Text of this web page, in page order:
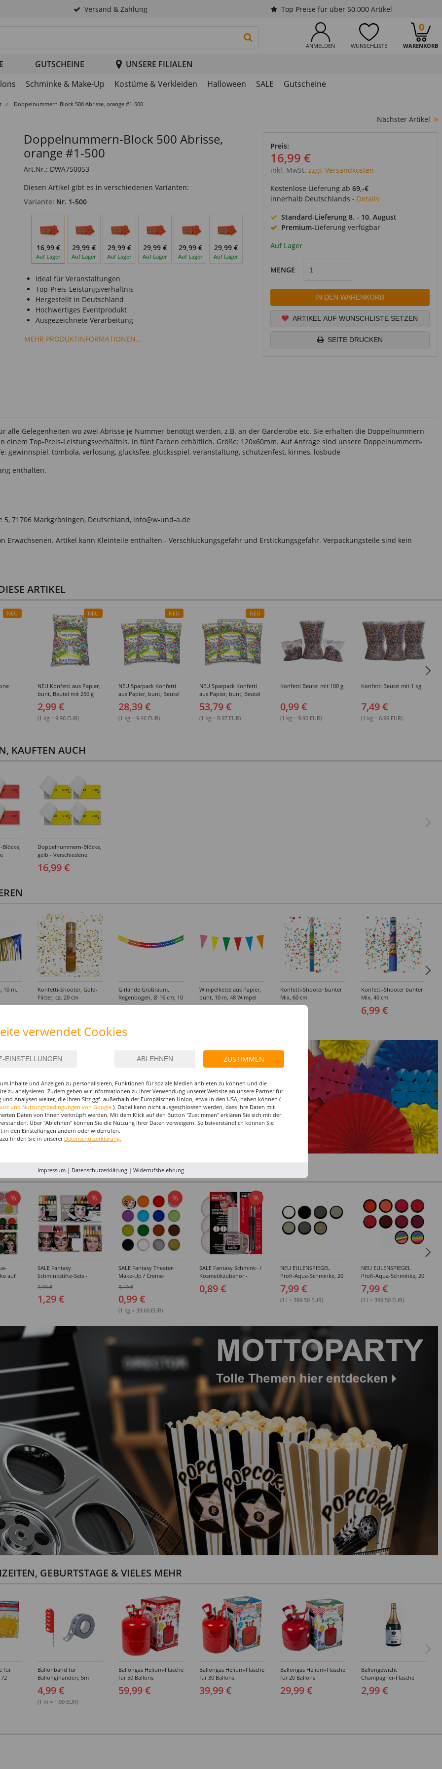
Versand & Zahlung Top Preise für über 50.000 Artikel
ANMELDEN WUNSCHLISTE WARENKORB
0
PRODUKTSUCHE STARTEN
GUTSCHEINE
UNSERE FILIALEN
Schminke & Make-Up Kostüme & Verkleiden Halloween SALE Gutscheine
Doppelnummern-Block 500 Abrisse, orange #1-500
Nächster Artikel
Doppelnummern-Block 500 Abrisse,
orange #1-500
Art.Nr.: DWA750053
Diesen Artikel gibt es in verschiedenen Varianten:
Variante: Nr. 1-500
16,99 €
Auf Lager
29,99 €
Auf Lager
29,99 €
Auf Lager
29,99 €
Auf Lager
29,99 €
Auf Lager
29,99 €
Auf Lager
Ideal für Veranstaltungen
Top-Preis-Leistungsverhältnis
Hergestellt in Deutschland
Hochwertiges Eventprodukt
Ausgezeichnete Verarbeitung
MEHR PRODUKTINFORMATIONEN...
Preis:
16,99 €
inkl. MwSt. zzgl. Versandkosten
Kostenlose Lieferung ab 69,-€
innerhalb Deutschlands - Details
Standard-Lieferung 8. - 10. August
Premium-Lieferung verfügbar
Auf Lager
MENGE
IN DEN WARENKORB
ARTIKEL AUF WUNSCHLISTE SETZEN
SEITE DRUCKEN
alle Gelegenheiten wo zwei Abrisse je Nummer benötigt werden, z.B. an der Garderobe etc. Sie erhalten die Doppelnummern
Top-Preis-Leistungsverhältnis. In fünf Farben erhältlich. Größe: 120x60mm. Auf Anfrage sind unsere Doppelnummern-
gewinnspiel, tombola, verlosung, glücksfee, glücksspiel, veranstaltung, schützenfest, kirmes, losbude
enthalten.
71706 Markgröningen, Deutschland, info@w-und-a.de
Artikel kann Kleinteile enthalten - Verschluckungsgefahr und Erstickungsgefahr. Verpackungsteile sind kein
ARTIKEL
NEU NEU
NEU Konfetti aus Papier,
bunt, Beutel mit 250 g
2,99 €
(1 kg = 9.96 EUR)
NEU
NEU Sparpack Konfetti
aus Papier, bunt, Beutel
mit 250 g, 12 Stück
28,39 €
(1 kg = 9.46 EUR)
NEU
NEU Sparpack Konfetti
aus Papier, bunt, Beutel
mit 250 g, 24 Stück
53,79 €
(1 kg = 8.97 EUR)
Konfetti Beutel mit 100 g
0,99 €
(1 kg = 9.90 EUR)
Konfetti Beutel mit 1 kg
7,49 €
(1 kg = 6.99 EUR)
KAUFTEN AUCH
Doppelnummern-Blöcke,
gelb - Verschiedene
Varianten
16,99 €
10 m,
Konfetti-Shooter, Gold-
Flitter, ca. 20 cm
Girlande Großraum,
Regenbogen, Ø 16 cm, 10
m, schwer entflammbar
Wimpelkette aus Papier,
bunt, 10 m, 48 Wimpel
Konfetti-Shooter bunter
Mix, 60 cm
7,99 €
Konfetti-Shooter bunter
Mix, 40 cm
6,99 €
MAKE-UP & ZUBEHÖR
%
auf
%
SALE Fantasy
Schminkstifte-Sets -
Ausführungen
2,99 €
1,29 €
%
SALE Fantasy Theater-
Make-Up / Creme-
25g - Verschiedene
Karnevalsfarben
3,49 €
0,99 €
(1 kg = 39.60 EUR)
%
SALE Fantasy Schmink- /
Kosmetikzubehör -
0,89 €
NEU EULENSPIEGEL
Profi-Aqua-Schminke, 20
Grau-Töne -
Verschiedene Farben
7,99 €
(1 l = 399.50 EUR)
NEU EULENSPIEGEL
Profi-Aqua-Schminke, 20
Verschiedene Farben
7,99 €
(1 l = 399.50 EUR)
GEBURTSTAGE & VIELES MEHR
für
Ballonband für
Ballongirlanden, 5m
Deko-Band aus PVC
4,99 €
(1 m = 1.00 EUR)
Ballongas Helium-Flasche
für 50 Ballons
59,99 €
Ballongas Helium-Flasche
für 30 Ballons
39,99 €
Ballongas Helium-Flasche
für 20 Ballons
29,99 €
Ballongewicht
Champagner-Flasche
2,99 €
verwendet Cookies
ZUSTIMMEN
Inhalte und Anzeigen zu personalisieren, Funktionen für soziale Medien anbieten zu können und die
zu analysieren. Zudem geben wir Informationen zu Ihrer Verwendung unserer Website an unsere Partner für
und Analysen weiter, die ihren Sitz ggf. außerhalb der Europäischen Union, etwa in den USA, haben können (
und Nutzungsbedingungen von Google ). Dabei kann nicht ausgeschlossen werden, dass Ihre Daten mit
Daten von Ihnen verknüpft werden. Mit dem Klick auf den Button "Zustimmen" erklären Sie sich mit der
Über "Ablehnen" können Sie die Nutzung Ihrer Daten verweigern. Selbstverständlich können Sie
in den Einstellungen ändern oder widerrufen.
finden Sie in unserer Datenschutzerklärung.
Impressum| Datenschutzerklärung| Widerrufsbelehrung